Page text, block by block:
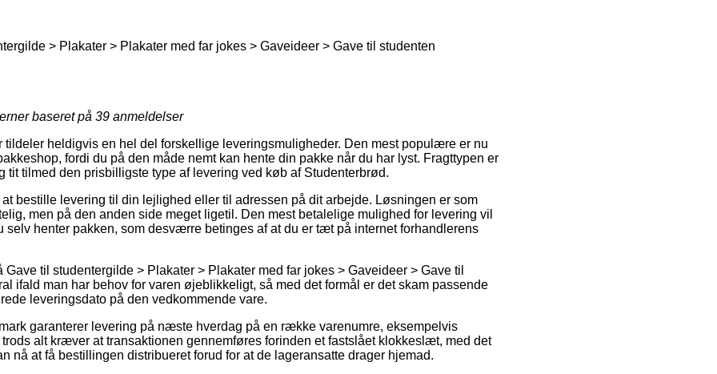
> Plakater > Plakater med far jokes > Gaveideer > Gave til studenten
baseret på 39 anmeldelser
tildeler heldigvis en hel del forskellige leveringsmuligheder. Den mest populære er nu
fordi du på den måde nemt kan hente din pakke når du har lyst. Fragttypen er
tit tilmed den prisbilligste type af levering ved køb af Studenterbrød.
bestille levering til din lejlighed eller til adressen på dit arbejde. Løsningen er som
men på den anden side meget ligetil. Den mest betalelige mulighed for levering vil
selv henter pakken, som desværre betinges af at du er tæt på internet forhandlerens
til studentergilde > Plakater > Plakater med far jokes > Gaveideer > Gave til
ifald man har behov for varen øjeblikkeligt, så med det formål er det skam passende
leveringsdato på den vedkommende vare.
garanterer levering på næste hverdag på en række varenumre, eksempelvis
alt kræver at transaktionen gennemføres forinden et fastslået klokkeslæt, med det
nå at få bestillingen distribueret forud for at de lageransatte drager hjemad.